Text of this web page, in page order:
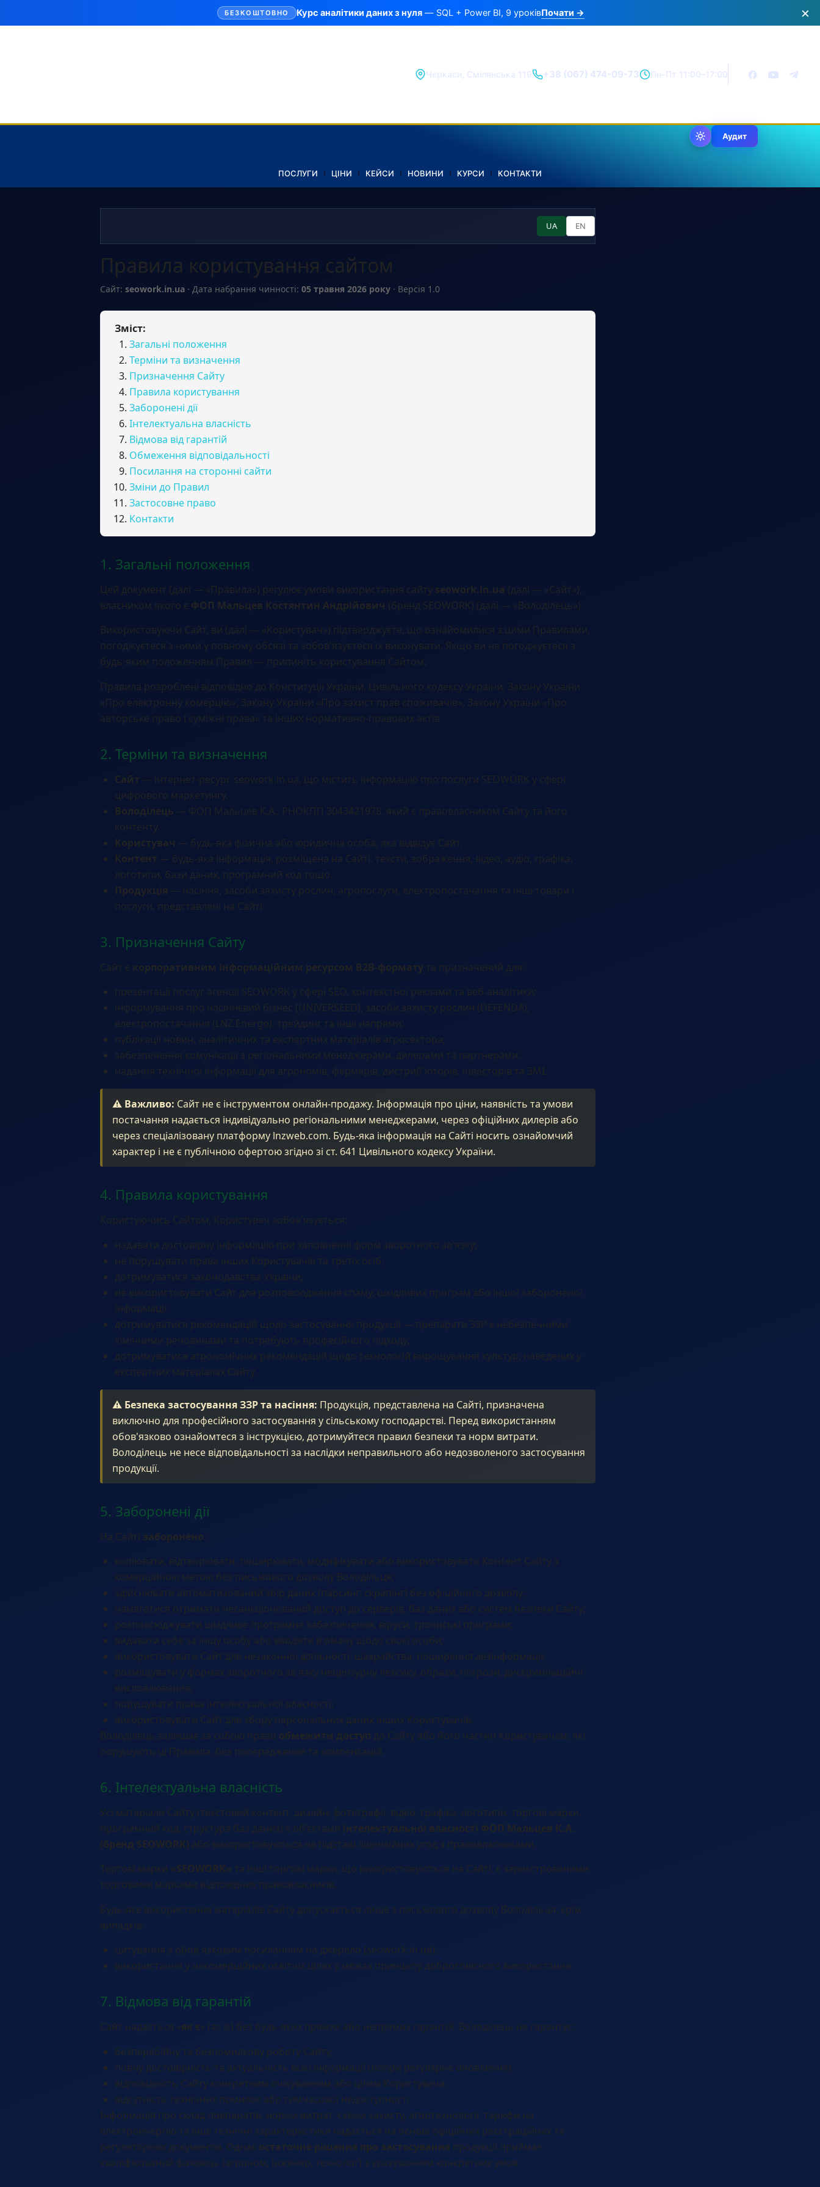
БЕЗКОШТОВНО Курс аналітики даних з нуля— SQL + Power BI, 9 уроківПочати → ×
Черкаси, Смілянська 119 +38 (067) 474-09-73 Пн–Пт 11:00–17:00
Аудит
ПОСЛУГИ ЦІНИ КЕЙСИ НОВИНИ КУРСИ КОНТАКТИ
UA EN
Правила користування сайтом
Сайт: seowork.in.ua · Дата набрання чинності: 05 травня 2026 року · Версія 1.0
Зміст:
Загальні положення
Терміни та визначення
Призначення Сайту
Правила користування
Заборонені дії
Інтелектуальна власність
Відмова від гарантій
Обмеження відповідальності
Посилання на сторонні сайти
Зміни до Правил
Застосовне право
Контакти
1. Загальні положення
Цей документ (далі — «Правила») регулює умови використання сайту seowork.in.ua (далі — «Сайт»),
власником якого є ФОП Мальцев Костянтин Андрійович (бренд SEOWORK) (далі — «Володілець»).
Використовуючи Сайт, ви (далі — «Користувач») підтверджуєте, що ознайомилися з цими Правилами,
погоджуєтеся з ними у повному обсязі та зобов'язуєтеся їх виконувати. Якщо ви не погоджуєтеся з
будь-яким положенням Правил — припиніть користування Сайтом.
Правила розроблені відповідно до Конституції України, Цивільного кодексу України, Закону України
«Про електронну комерцію», Закону України «Про захист прав споживачів», Закону України «Про
авторське право і суміжні права» та інших нормативно-правових актів.
2. Терміни та визначення
Сайт — інтернет-ресурс seowork.in.ua, що містить інформацію про послуги SEOWORK у сфері
цифрового маркетингу.
Володілець — ФОП Мальцев К.А., РНОКПП 3043421978, який є правовласником Сайту та його
контенту.
Користувач — будь-яка фізична або юридична особа, яка відвідує Сайт.
Контент — будь-яка інформація, розміщена на Сайті: тексти, зображення, відео, аудіо, графіка,
логотипи, бази даних, програмний код тощо.
Продукція — насіння, засоби захисту рослин, агропослуги, електропостачання та інші товари і
послуги, представлені на Сайті.
3. Призначення Сайту
Сайт є корпоративним інформаційним ресурсом B2B-формату та призначений для:
презентації послуг агенції SEOWORK у сфері SEO, контекстної реклами та веб-аналітики;
інформування про насіннєвий бізнес (UNIVERSEED), засоби захисту рослин (DEFENDA),
електропостачання (LNZ Energo), трейдинг та інші напрями;
публікації новин, аналітичних та експертних матеріалів агросектора;
забезпечення комунікації з регіональними менеджерами, дилерами та партнерами;
надання технічної інформації для агрономів, фермерів, дистриб'юторів, інвесторів та ЗМІ.
⚠️ Важливо: Сайт не є інструментом онлайн-продажу. Інформація про ціни, наявність та умови
постачання надається індивідуально регіональними менеджерами, через офіційних дилерів або
через спеціалізовану платформу lnzweb.com. Будь-яка інформація на Сайті носить ознайомчий
характер і не є публічною офертою згідно зі ст. 641 Цивільного кодексу України.
4. Правила користування
Користуючись Сайтом, Користувач зобов'язується:
надавати достовірну інформацію при заповненні форм зворотного зв'язку;
не порушувати права інших Користувачів та третіх осіб;
дотримуватися законодавства України;
не використовувати Сайт для розповсюдження спаму, шкідливих програм або іншої забороненої
інформації;
дотримуватися рекомендацій щодо застосування продукції — препарати ЗЗР є небезпечними
хімічними речовинами та потребують професійного підходу;
дотримуватися агрономічних рекомендацій щодо технологій вирощування культур, наведених у
експертних матеріалах Сайту.
⚠️ Безпека застосування ЗЗР та насіння: Продукція, представлена на Сайті, призначена
виключно для професійного застосування у сільському господарстві. Перед використанням
обов'язково ознайомтеся з інструкцією, дотримуйтеся правил безпеки та норм витрати.
Володілець не несе відповідальності за наслідки неправильного або недозволеного застосування
продукції.
5. Заборонені дії
На Сайті заборонено
копіювати, відтворювати, поширювати, модифікувати або використовувати Контент Сайту з
комерційною метою без письмового дозволу Володільця;
здійснювати автоматизований збір даних (парсинг, скрапінг) без офіційного дозволу;
намагатися отримати несанкціонований доступ до серверів, баз даних або систем безпеки Сайту;
розповсюджувати шкідливе програмне забезпечення, віруси, троянські програми;
видавати себе за іншу особу або вводити в оману щодо своєї особи;
використовувати Сайт для незаконної діяльності, шахрайства, поширення дезінформації;
розміщувати у формах зворотного зв'язку нецензурну лексику, образи, погрози, дискримінаційні
висловлювання;
порушувати права інтелектуальної власності;
використовувати Сайт для збору персональних даних інших Користувачів.
Володілець залишає за собою право обмежити доступ до Сайту або його частин Користувачам, які
порушують ці Правила, без попередження та компенсацій.
6. Інтелектуальна власність
Усі матеріали Сайту (текстовий контент, дизайн, фотографії, відео, графіка, логотипи, торгові марки,
програмний код, структура баз даних) є об'єктами інтелектуальної власності ФОП Мальцев К.А.
(бренд SEOWORK) або використовуються на підставі ліцензійних угод з правовласниками.
Торгові марки «SEOWORK» та інші торгові марки, що використовуються на Сайті, є зареєстрованими
торговими марками відповідних правовласників.
Будь-яке використання матеріалів Сайту допускається лише з письмового дозволу Володільця, крім
випадків:
цитування з обов'язковим посиланням на джерело (seowork.in.ua);
використання у некомерційних освітніх цілях у межах принципу добросовісного використання.
7. Відмова від гарантій
Сайт надається «як є» (as is) без будь-яких прямих або непрямих гарантій. Володілець не гарантує:
безперебійну та безпомилкову роботу Сайту;
повну достовірність та актуальність всієї інформації (попри регулярне оновлення);
відповідність Сайту конкретним очікуванням або цілям Користувача;
відсутність технічних помилок або тимчасової недоступності.
Інформація про склад препаратів, норми витрат, схеми захисту, агротехнології, тарифи на
електроенергію та інші технічні характеристики надається на основі офіційних реєстраційних та
регуляторних документів. Однак остаточне рішення про застосування продукції приймає
кваліфікований фахівець (агроном, інженер, технолог) з урахуванням конкретних умов.